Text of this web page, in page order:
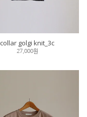
collar golgi knit_3c
27,000원